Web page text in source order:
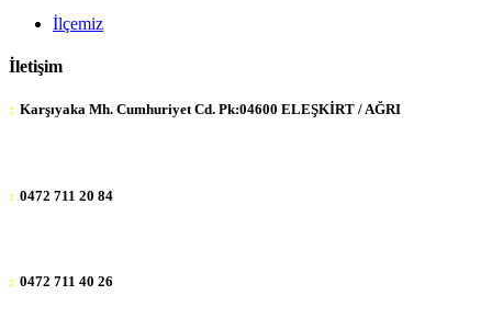
İlçemiz
İletişim
: Karşıyaka Mh. Cumhuriyet Cd. Pk:04600 ELEŞKİRT / AĞRI
: 0472 711 20 84
: 0472 711 40 26